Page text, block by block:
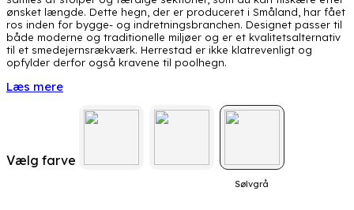
ønsket længde. Dette hegn, der er produceret i Småland, har fået
ros inden for bygge- og indretningsbranchen. Designet passer til
både moderne og traditionelle miljøer og er et kvalitetsalternativ
til et smedejernsrækværk. Herrestad er ikke klatrevenligt og
opfylder derfor også kravene til poolhegn.
Læs mere
Vælg farve
Sølvgrå